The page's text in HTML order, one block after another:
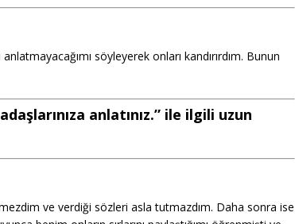
söyleyerek onları kandırırdım. Bunun
anlatınız.” ile ilgili uzun
ve verdiği sözleri asla tutmazdım. Daha sonra ise